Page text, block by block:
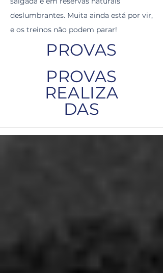
deslumbrantes. Muita ainda está por vir,
e os treinos não podem parar!
PROVAS
PROVAS
REALIZA
DAS